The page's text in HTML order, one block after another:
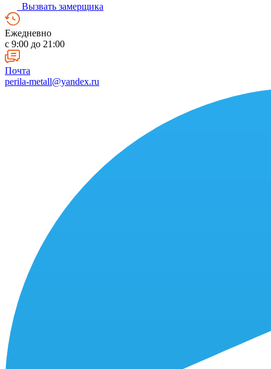
Вызвать замерщика
Ежедневно
c 9:00 до 21:00
Почта
perila-metall@yandex.ru